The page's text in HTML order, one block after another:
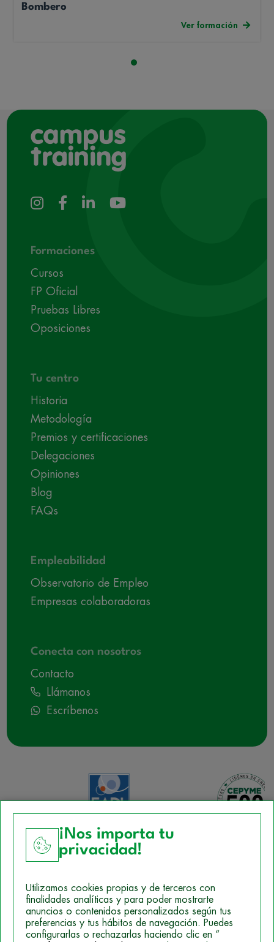
Bombero
Ver formación
Formaciones
Cursos
FP Oficial
Pruebas Libres
Oposiciones
Tu centro
Historia
Metodología
Premios y certificaciones
Delegaciones
Opiniones
Blog
FAQs
Empleabilidad
Observatorio de Empleo
Empresas colaboradoras
Conecta con nosotros
Contacto
Llámanos
Escríbenos
Política de Cookies
Mapa del sitio
Politica de Privacidad
¡Nos importa tu
privacidad!
Utilizamos cookies propias y de terceros con
finalidades analíticas y para poder mostrarte
anuncios o contenidos personalizados según tus
preferencias y tus hábitos de navegación. Puedes
configurarlas o rechazarlas haciendo clic en “